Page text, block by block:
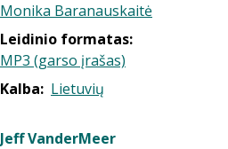
Monika Baranauskaitė
Leidinio formatas:
MP3 (garso įrašas)
Kalba: Lietuvių
Jeff VanderMeer